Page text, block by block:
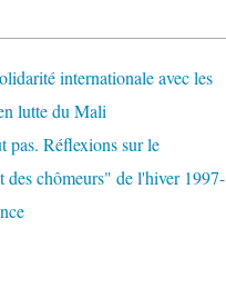
internationale avec les
lutte du Mali
pas. Réflexions sur le
des chômeurs" de l'hiver 1997-